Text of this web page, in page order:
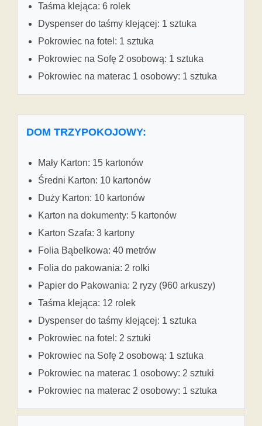
Taśma klejąca: 6 rolek
Dyspenser do taśmy klejącej: 1 sztuka
Pokrowiec na fotel: 1 sztuka
Pokrowiec na Sofę 2 osobową: 1 sztuka
Pokrowiec na materac 1 osobowy: 1 sztuka
DOM TRZYPOKOJOWY:
Mały Karton: 15 kartonów
Średni Karton: 10 kartonów
Duży Karton: 10 kartonów
Karton na dokumenty: 5 kartonów
Karton Szafa: 3 kartony
Folia Bąbelkowa: 40 metrów
Folia do pakowania: 2 rolki
Papier do Pakowania: 2 ryzy (960 arkuszy)
Taśma klejąca: 12 rolek
Dyspenser do taśmy klejącej: 1 sztuka
Pokrowiec na fotel: 2 sztuki
Pokrowiec na Sofę 2 osobową: 1 sztuka
Pokrowiec na materac 1 osobowy: 2 sztuki
Pokrowiec na materac 2 osobowy: 1 sztuka